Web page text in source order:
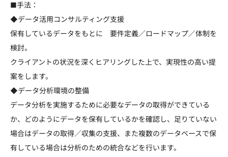
■手法：
◆データ活用コンサルティング支援
保有しているデータをもとに 要件定義／ロードマップ／体制を
検討。
クライアントの状況を深くヒアリングした上で、実現性の高い提
案をします。
◆データ分析環境の整備
データ分析を実施するために必要なデータの取得ができている
か、どのようにデータを保有しているかを確認し、足りていない
場合はデータの取得／収集の支援、また複数のデータベースで保
有している場合は分析のための統合などを行います。